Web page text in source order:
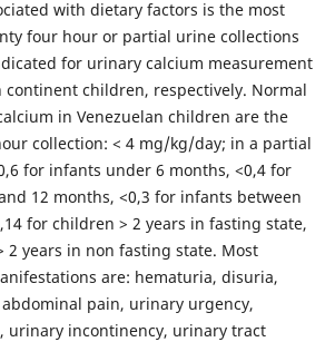
with dietary factors is the most
four hour or partial urine collections
for urinary calcium measurement
children, respectively. Normal
in Venezuelan children are the
collection: < 4 mg/kg/day; in a partial
for infants under 6 months, <0,4 for
12 months, <0,3 for infants between
for children > 2 years in fasting state,
2 years in non fasting state. Most
are: hematuria, disuria,
pain, urinary urgency,
urinary incontinency, urinary tract